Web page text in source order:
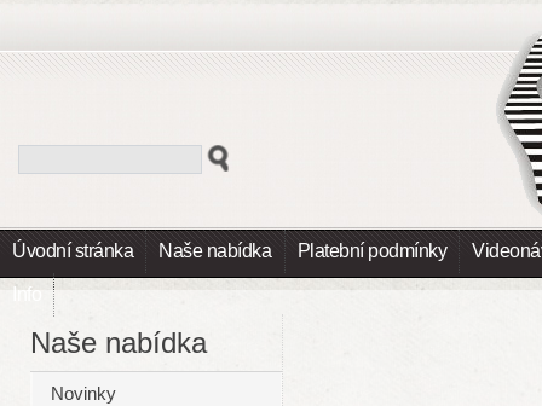
Úvodní stránka Naše nabídka Platební podmínky
Info
Naše nabídka
Novinky